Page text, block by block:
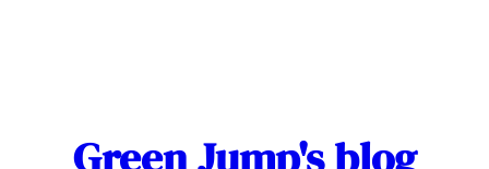
Green Jump's blog